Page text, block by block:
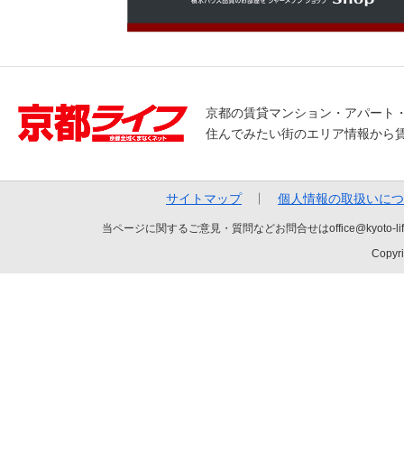
京都の賃貸マンション・アパート
住んでみたい街のエリア情報から
サイトマップ 個人情報の取扱いに
当ページに関するご意見・質問などお問合せは